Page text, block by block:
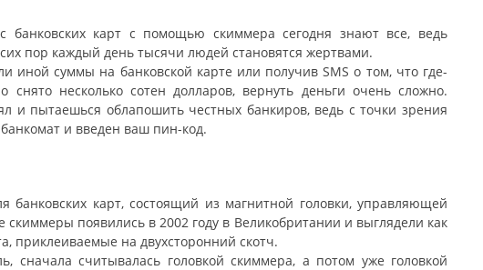
банковских карт с помощью скиммера сегодня знают все, ведь
пор каждый день тысячи людей становятся жертвами.
иной суммы на банковской карте или получив SMS о том, что где-
несколько сотен долларов, вернуть деньги очень сложно.
и пытаешься облапошить честных банкиров, ведь с точки зрения
и введен ваш пин-код.
банковских карт, состоящий из магнитной головки, управляющей
появились в 2002 году в Великобритании и выглядели как
приклеиваемые на двухсторонний скотч.
сначала считывалась головкой скиммера, а потом уже головкой